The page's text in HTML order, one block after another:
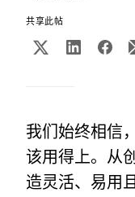
共享此帖
我们始终相信
该用得上。从
造灵活、易用